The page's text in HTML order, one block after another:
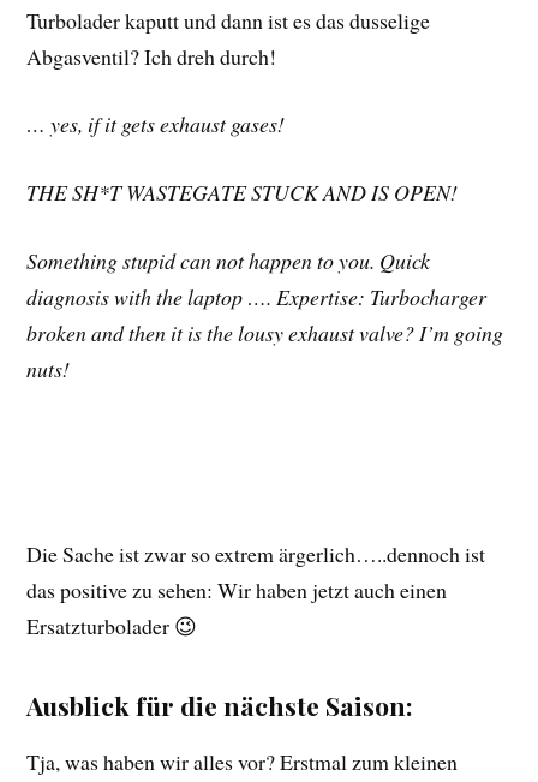
Turbolader kaputt und dann ist es das dusselige
Abgasventil? Ich dreh durch!
… yes, if it gets exhaust gases!
THE SH*T WASTEGATE STUCK AND IS OPEN!
Something stupid can not happen to you. Quick
diagnosis with the laptop …. Expertise: Turbocharger
broken and then it is the lousy exhaust valve? I’m going
nuts!
Die Sache ist zwar so extrem ärgerlich…..dennoch ist
das positive zu sehen: Wir haben jetzt auch einen
Ersatzturbolader 😉
Ausblick für die nächste Saison:
Tja, was haben wir alles vor? Erstmal zum kleinen